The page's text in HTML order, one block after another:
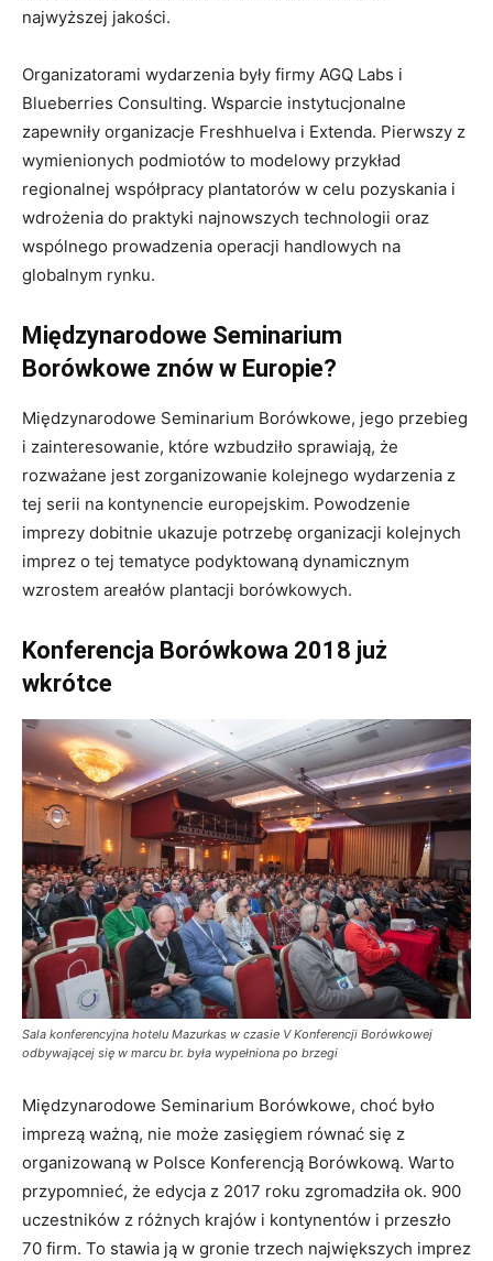
najwyższej jakości.
Organizatorami wydarzenia były firmy AGQ Labs i
Blueberries Consulting. Wsparcie instytucjonalne
zapewniły organizacje Freshhuelva i Extenda. Pierwszy z
wymienionych podmiotów to modelowy przykład
regionalnej współpracy plantatorów w celu pozyskania i
wdrożenia do praktyki najnowszych technologii oraz
wspólnego prowadzenia operacji handlowych na
globalnym rynku.
Międzynarodowe Seminarium
Borówkowe znów w Europie?
Międzynarodowe Seminarium Borówkowe, jego przebieg
i zainteresowanie, które wzbudziło sprawiają, że
rozważane jest zorganizowanie kolejnego wydarzenia z
tej serii na kontynencie europejskim. Powodzenie
imprezy dobitnie ukazuje potrzebę organizacji kolejnych
imprez o tej tematyce podyktowaną dynamicznym
wzrostem areałów plantacji borówkowych.
Konferencja Borówkowa 2018 już
wkrótce
Sala konferencyjna hotelu Mazurkas w czasie V Konferencji Borówkowej
odbywającej się w marcu br. była wypełniona po brzegi
Międzynarodowe Seminarium Borówkowe, choć było
imprezą ważną, nie może zasięgiem równać się z
organizowaną w Polsce Konferencją Borówkową. Warto
przypomnieć, że edycja z 2017 roku zgromadziła ok. 900
uczestników z różnych krajów i kontynentów i przeszło
70 firm. To stawia ją w gronie trzech największych imprez